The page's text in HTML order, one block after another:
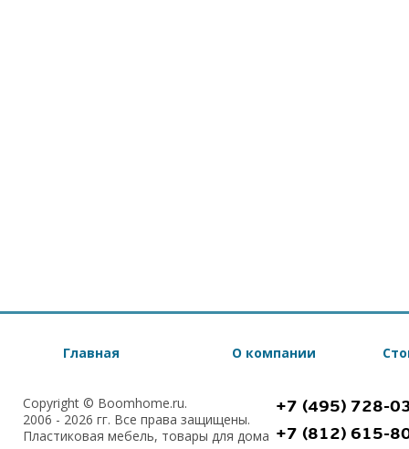
Главная О компании
Copyright © Boomhome.ru.
2006 - 2026 гг. Все права защищены.
Пластиковая мебель, товары для дома
+7 (495) 728-
+7 (812) 615-